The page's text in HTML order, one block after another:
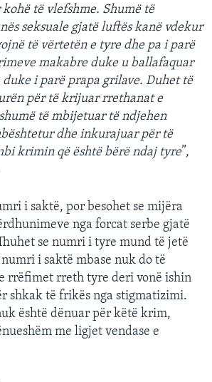
të vlefshme. Shumë të
seksuale gjatë luftës kanë vdekur
të vërtetën e tyre dhe pa i parë
makabre duke u ballafaquar
i parë prapa grilave. Duhet të
për të krijuar rrethanat e
të mbijetuar të ndjehen
dhe inkurajuar për të
krimin që është bërë ndaj tyre”,
i saktë, por besohet se mijëra
nga forcat serbe gjatë
se numri i tyre mund të jetë
i saktë mbase nuk do të
rrëfimet rreth tyre deri vonë ishin
shkak të frikës nga stigmatizimi.
është dënuar për këtë krim,
me ligjet vendase e